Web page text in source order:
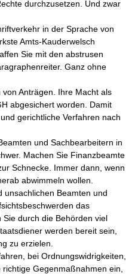
durchzusetzen. Und zwar
in der Sprache von
Amts-Kauderwelsch
Sie mit den abstrusen
Ganz ohne
Anträgen. Ihre Macht als
abgesichert worden. Damit
gerichtliche Verfahren nach
und Sachbearbeitern in
Machen Sie Finanzbeamte
Schnecke. Immer dann, wenn
abwimmeln wollen.
unsachlichen Beamten und
das
durch die Behörden viel
werden bereit sein,
zu erzielen.
bei Ordnungswidrigkeiten,
Gegenmaßnahmen ein,